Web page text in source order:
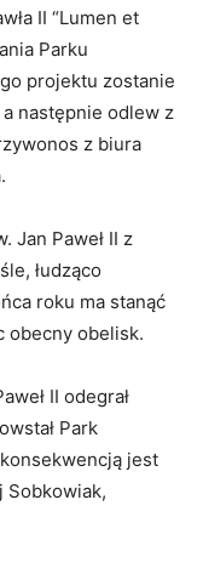
II “Lumen et
Parku
projektu zostanie
następnie odlew z
z biura
Jan Paweł II z
łudząco
roku ma stanąć
obecny obelisk.
II odegrał
Park
jest
Sobkowiak,